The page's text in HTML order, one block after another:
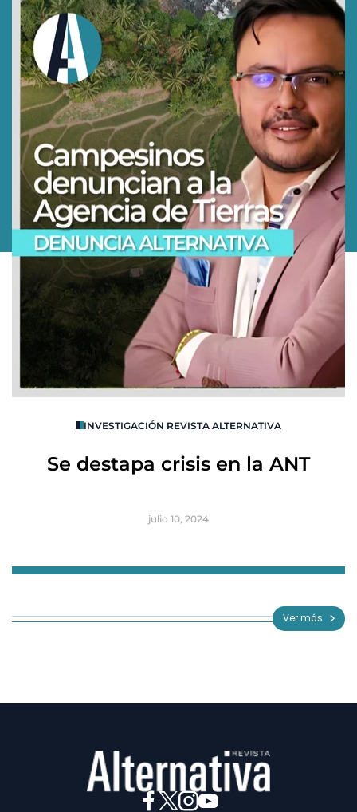
INVESTIGACIÓN REVISTA ALTERNATIVA
Se destapa crisis en la ANT
julio 10, 2024
3
Ver más